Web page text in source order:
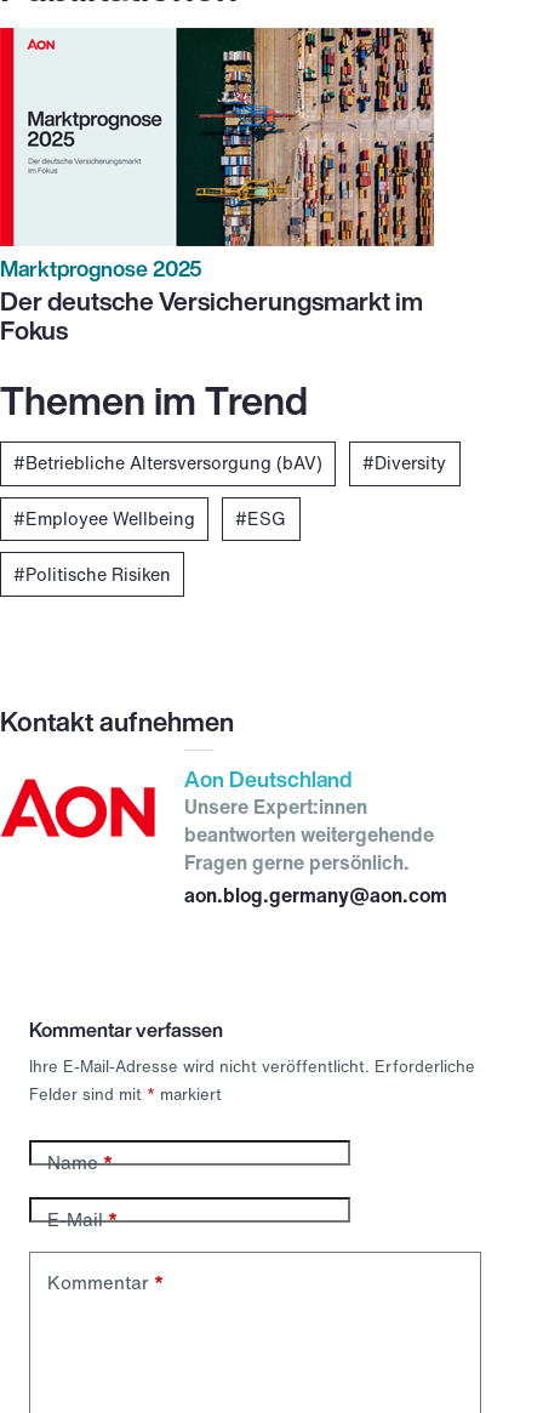
Marktprognose 2025
Der deutsche Versicherungsmarkt im
Fokus
Themen im Trend
Betriebliche Altersversorgung (bAV) Diversity
Employee Wellbeing ESG
Politische Risiken
Kontakt aufnehmen
Aon Deutschland
Unsere Expert:innen
beantworten weitergehende
Fragen gerne persönlich.
aon.blog.germany@aon.com
Kommentar verfassen
Ihre E-Mail-Adresse wird nicht veröffentlicht. Erforderliche
Felder sind mit * markiert
Name*
E-Mail*
Kommentar *